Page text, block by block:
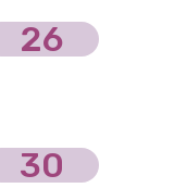
26
30